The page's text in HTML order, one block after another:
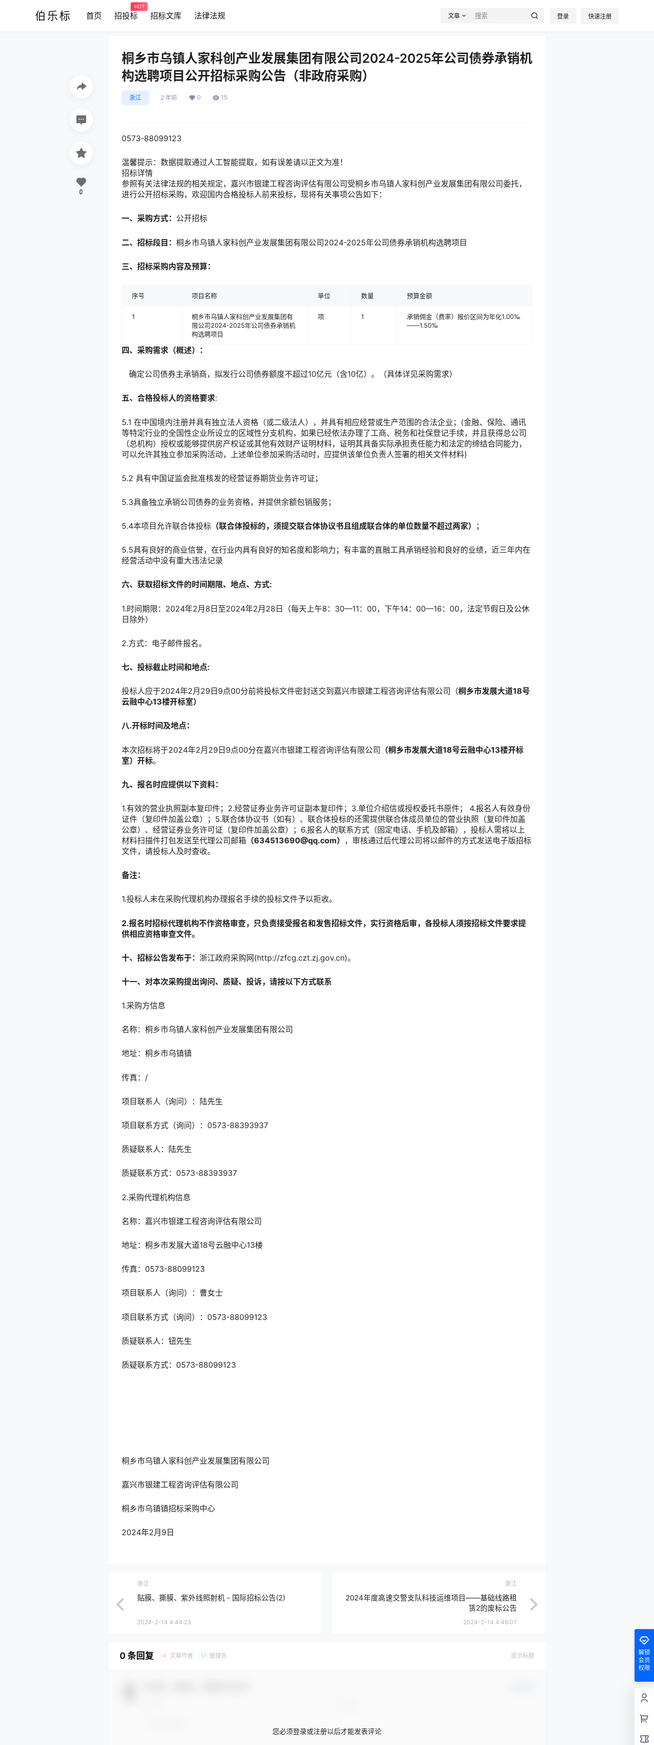
伯乐标 首页 招投标
HOT
招标文库 法律法规 文章 登录 快速注册
桐乡市乌镇人家科创产业发展集团有限公司2024-2025年公司债券承销机
构选聘项目公开招标采购公告（非政府采购）
浙江 2 年前 0 15
0573-88099123
温馨提示： 数据提取通过人工智能提取，如有误差请以正文为准！
招标详情
参照有关法律法规的相关规定，嘉兴市银建工程咨询评估有限公司受桐乡市乌镇人家科创产业发展集团有限公司委托，
进行公开招标采购，欢迎国内合格投标人前来投标，现将有关事项公告如下：
一、采购方式： 公开招标
二、招标段目： 桐乡市乌镇人家科创产业发展集团有限公司2024-2025年公司债券承销机构选聘项目
三、招标采购内容及预算：
序号 项目名称 单位 数量 预算金额
1
桐乡市乌镇人家科创产业发展集团有
限公司2024-2025年公司债券承销机
构选聘项目
项 1
承销佣金（费率）报价区间为年化1.00‰
——1.50‰
四、采购需求（概述）：
确定公司债券主承销商，拟发行公司债券额度不超过10亿元（含10亿）。（具体详见采购需求）
五、合格投标人的资格要求:
5.1 在中国境内注册并具有独立法人资格（或二级法人），并具有相应经营或生产范围的合法企业；(金融、保险、通讯
等特定行业的全国性企业所设立的区域性分支机构，如果已经依法办理了工商、税务和社保登记手续，并且获得总公司
（总机构）授权或能够提供房产权证或其他有效财产证明材料，证明其具备实际承担责任能力和法定的缔结合同能力，
可以允许其独立参加采购活动，上述单位参加采购活动时，应提供该单位负责人签署的相关文件材料)
5.2 具有中国证监会批准核发的经营证券期货业务许可证；
5.3具备独立承销公司债券的业务资格，并提供余额包销服务；
5.4本项目允许联合体投标 （联合体投标的，须提交联合体协议书且组成联合体的单位数量不超过两家） ；
5.5具有良好的商业信誉，在行业内具有良好的知名度和影响力；有丰富的直融工具承销经验和良好的业绩，近三年内在
经营活动中没有重大违法记录
六、 获取招标文件的时间期限、地点、方式:
1.时间期限：2024年2月8日至2024年2月28日（每天上午8：30—11：00，下午14：00—16：00，法定节假日及公休
日除外）
2.方式：电子邮件报名。
七、 投标截止时间和地点:
投标人应于2024年2月29日9点00分前将投标文件密封送交到嘉兴市银建工程咨询评估有限公司（桐乡市发展大道18号
云融中心13楼开标室）
八.开标时间及地点：
本次招标将于2024年2月29日9点00分在嘉兴市银建工程咨询评估有限公司 （桐乡市发展大道18号云融中心13楼开标
室）开标。
九、报名时应提供以下资料：
1.有效的营业执照副本复印件；2.经营证券业务许可证副本复印件；3.单位介绍信或授权委托书原件； 4.报名人有效身份
证件（复印件加盖公章）；5.联合体协议书（如有）、联合体投标的还需提供联合体成员单位的营业执照（复印件加盖
公章）、经营证券业务许可证（复印件加盖公章）；6.报名人的联系方式（固定电话、手机及邮箱），投标人需将以上
材料扫描件打包发送至代理公司邮箱 （634513690@qq.com） ，审核通过后代理公司将以邮件的方式发送电子版招标
文件，请投标人及时查收。
备注：
1.投标人未在采购代理机构办理报名手续的投标文件予以拒收。
2.报名时招标代理机构不作资格审查，只负责接受报名和发售招标文件，实行资格后审，各投标人须按招标文件要求提
供相应资格审查文件。
十、招标公告发布于： 浙江政府采购网(http://zfcg.czt.zj.gov.cn)。
十一、对本次采购提出询问、质疑、投诉，请按以下方式联系
1.采购方信息
名称：桐乡市乌镇人家科创产业发展集团有限公司
地址：桐乡市乌镇镇
传真：/
项目联系人（询问）：陆先生
项目联系方式（询问）：0573-88393937
质疑联系人：陆先生
质疑联系方式：0573-88393937
2.采购代理机构信息
名称：嘉兴市银建工程咨询评估有限公司
地址：桐乡市发展大道18号云融中心13楼
传真：0573-88099123
项目联系人（询问）：曹女士
项目联系方式（询问）：0573-88099123
质疑联系人：钮先生
质疑联系方式：0573-88099123
桐乡市乌镇人家科创产业发展集团有限公司
嘉兴市银建工程咨询评估有限公司
桐乡市乌镇镇招标采购中心
2024年2月9日
0
浙江
贴膜、撕膜、紫外线照射机 - 国际招标公告(2)
2024-2-14 4:44:23
浙江
2024年度高速交警支队科技运维项目——基础线路租
赁2的废标公告
2024-2-14 4:48:07
0 条回复 A 文章作者 M 管理员 提示标题
您必须登录或注册以后才能发表评论
解锁
会员
权限